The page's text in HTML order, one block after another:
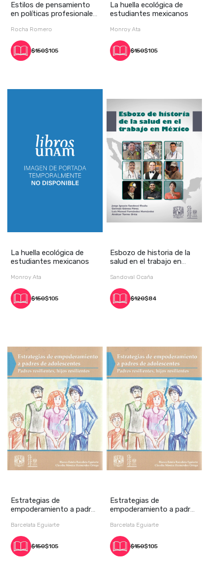
Estilos de pensamiento
en políticas profesionales.
Rocha Romero
$150$105
La huella ecológica de
estudiantes mexicanos
Monroy Ata
$150$105
La huella ecológica de
estudiantes mexicanos
Monroy Ata
$150$105
Esbozo de historia de la
salud en el trabajo en
Sandoval Ocaña
$120$84
Estrategias de
empoderamiento a padres
Barcelata Eguiarte
$150$105
Estrategias de
empoderamiento a padres
Barcelata Eguiarte
$150$105